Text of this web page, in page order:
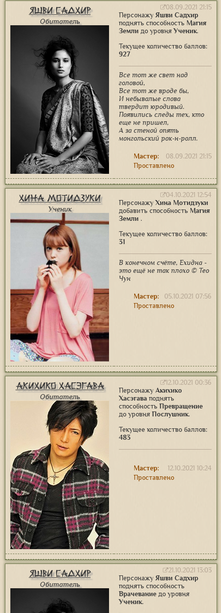
Яшви Садхир
Обитатель
08.09.2021 21:15
Персонажу Яшви Садхир
поднять способность Магия
Земли до уровняУченик.
Текущее количество баллов:
927
Все тот же свет над
головой,
Все тот же вроде бы,
И небывалые слова
твердит юродивый.
Появились следы тех, кто
еще не пришел,
А за стеной опять
монгольский рок-н-ролл.
08.09.2021 21:15
Мастер:
Проставлено
Хина Мотидзуки
Ученик
04.10.2021 12:54
ПерсонажуХина Мотидзуки
добавить способность Магия
Земли .
Текущее количество баллов:
31
В конечном счёте, Ехидна -
это ещё не так плохо © Тео
Чун
05.10.2021 07:56
Мастер:
Проставлено
Акихико Хасэгава
Обитатель
12.10.2021 00:36
Персонажу Акихико
Хасэгава поднять
способность Превращение
до уровня Послушник.
Текущее количество баллов:
483
12.10.2021 10:24
Мастер:
Проставлено
Яшви Садхир
Обитатель
21.10.2021 13:03
Персонажу Яшви Садхир
поднять способность
Врачевание до уровня
Ученик.